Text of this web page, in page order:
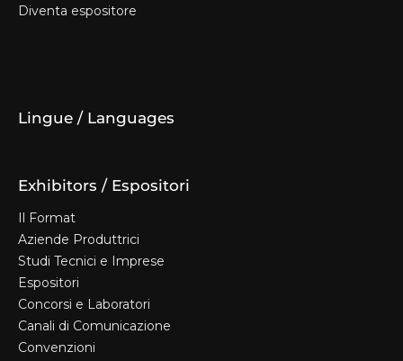
Diventa espositore
Lingue / Languages
Exhibitors / Espositori
Il Format
Aziende Produttrici
Studi Tecnici e Imprese
Espositori
Concorsi e Laboratori
Canali di Comunicazione
Convenzioni